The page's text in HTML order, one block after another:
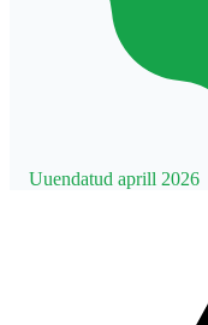
Uuendatud aprill 2026